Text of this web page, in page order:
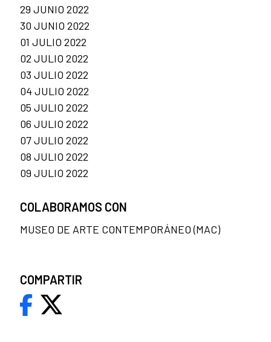
29 JUNIO 2022
30 JUNIO 2022
01 JULIO 2022
02 JULIO 2022
03 JULIO 2022
04 JULIO 2022
05 JULIO 2022
06 JULIO 2022
07 JULIO 2022
08 JULIO 2022
09 JULIO 2022
COLABORAMOS CON
MUSEO DE ARTE CONTEMPORÁNEO (MAC)
COMPARTIR